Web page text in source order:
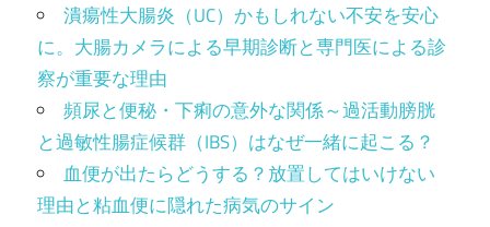
潰瘍性大腸炎（UC）かもしれない不安を安心
に。大腸カメラによる早期診断と専門医による診
察が重要な理由
頻尿と便秘・下痢の意外な関係～過活動膀胱
と過敏性腸症候群（IBS）はなぜ一緒に起こる？
血便が出たらどうする？放置してはいけない
理由と粘血便に隠れた病気のサイン